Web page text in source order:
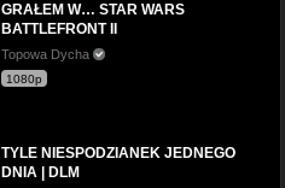
GRAŁEM W… STAR WARS
BATTLEFRONT II
Topowa Dycha
1080p
TYLE NIESPODZIANEK JEDNEGO
DNIA | DLM